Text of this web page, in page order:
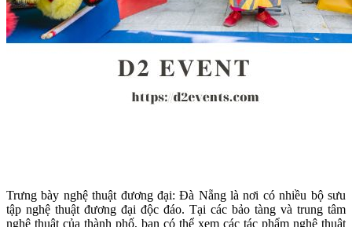
Trưng bày nghệ thuật đương đại: Đà Nẵng là nơi có nhiều bộ sưu
tập nghệ thuật đương đại độc đáo. Tại các bảo tàng và trung tâm
nghệ thuật của thành phố, bạn có thể xem các tác phẩm nghệ thuật